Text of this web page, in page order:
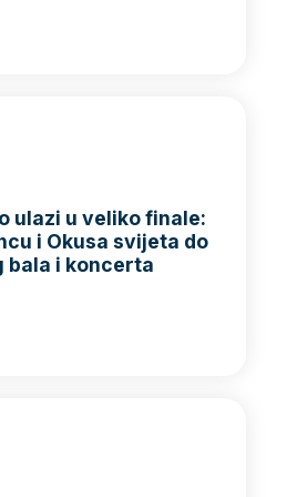
ulazi u veliko finale:
i Okusa svijeta do
bala i koncerta